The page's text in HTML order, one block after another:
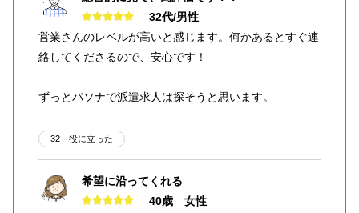
32代/男性
営業さんのレベルが高いと感じます。何かあるとすぐ連
絡してくださるので、安心です！
ずっとパソナで派遣求人は探そうと思います。
32 役に立った
希望に沿ってくれる
40歳 女性